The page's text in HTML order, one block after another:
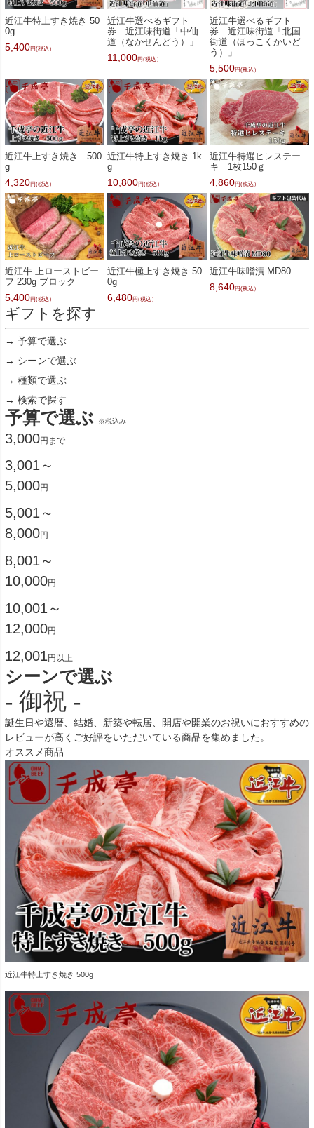
近江牛特上すき焼き 50
0g
5,400円(税込）
近江牛選べるギフト
券 近江味街道「中仙
道（なかせんどう）」
11,000円(税込）
近江牛選べるギフト
券 近江味街道「北国
街道（ほっこくかいど
う）」
5,500円(税込）
近江牛上すき焼き 500
g
4,320円(税込）
近江牛特上すき焼き 1k
g
10,800円(税込）
近江牛特選ヒレステー
キ 1枚150ｇ
4,860円(税込）
近江牛 上ローストビー
フ 230g ブロック
5,400円(税込）
近江牛極上すき焼き 50
0g
6,480円(税込）
近江牛味噌漬 MD80
8,640円(税込）
ギフトを探す
→ 予算で選ぶ
→ シーンで選ぶ
→ 種類で選ぶ
→ 検索で探す
予算で選ぶ ※税込み
3,000円まで
3,001～
5,000円
5,001～
8,000円
8,001～
10,000円
10,001～
12,000円
12,001円以上
シーンで選ぶ
- 御祝 -
誕生日や還暦、結婚、新築や転居、開店や開業のお祝いにおすすめの
レビューが高くご好評をいただいている商品を集めました。
オススメ商品
近江牛特上すき焼き 500g